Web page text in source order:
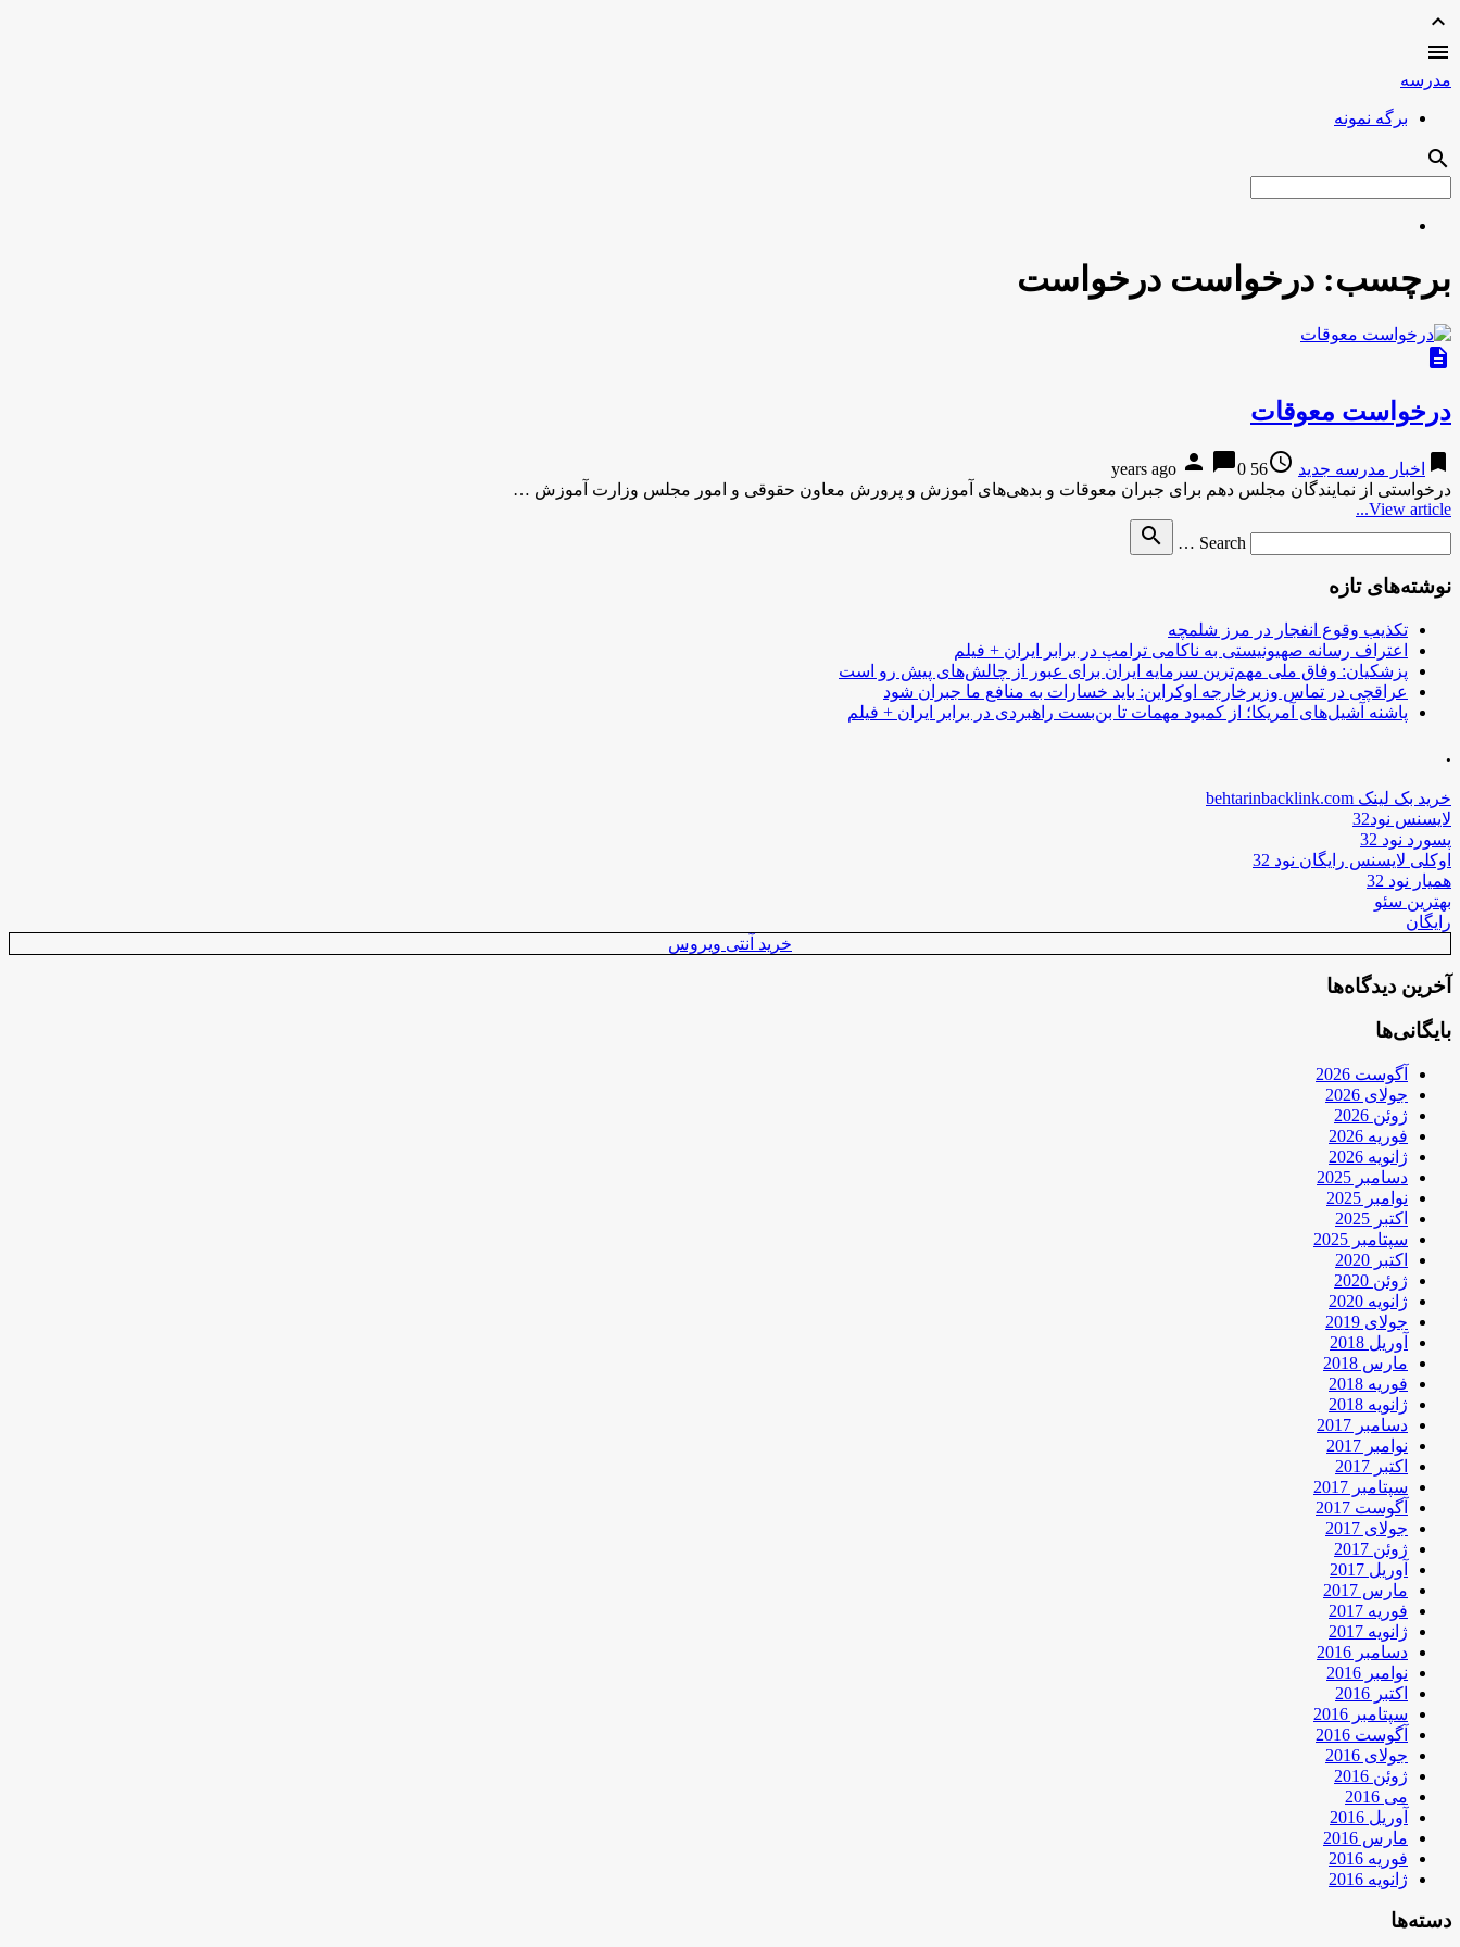
expand_less

مدرسه
برگه نمونه
search
برچسب: درخواست درخواست
description
درخواست معوقات
bookmark اخبار مدرسه جدید access_time
56 years ago
person chat_bubble0
درخواستی از نمایندگان مجلس دهم برای جبران معوقات و بدهی‌های آموزش و پرورش معاون حقوقی و امور مجلس وزارت آموزش …
View article...
Search …
search
نوشته‌های تازه
تکذیب وقوع انفجار در مرز شلمچه
اعتراف رسانه صهیونیستی به ناکامی ترامپ در برابر ایران + فیلم
پزشکیان: وفاق ملی مهم‌ترین سرمایه ایران برای عبور از چالش‌های پیش رو است
عراقچی در تماس وزیرخارجه اوکراین: باید خسارات به منافع ما جبران شود
پاشنه آشیل‌های آمریکا؛ از کمبود مهمات تا بن‌بست راهبردی در برابر ایران + فیلم
.
خرید بک لینک behtarinbacklink.com
لایسنس نود32
پسورد نود 32
اوکلی لایسنس رایگان نود 32
همیار نود 32
بهترین سئو
رایگان
خرید آنتی ویروس
آخرین دیدگاه‌ها
بایگانی‌ها
آگوست 2026
جولای 2026
ژوئن 2026
فوریه 2026
ژانویه 2026
دسامبر 2025
نوامبر 2025
اکتبر 2025
سپتامبر 2025
اکتبر 2020
ژوئن 2020
ژانویه 2020
جولای 2019
آوریل 2018
مارس 2018
فوریه 2018
ژانویه 2018
دسامبر 2017
نوامبر 2017
اکتبر 2017
سپتامبر 2017
آگوست 2017
جولای 2017
ژوئن 2017
آوریل 2017
مارس 2017
فوریه 2017
ژانویه 2017
دسامبر 2016
نوامبر 2016
اکتبر 2016
سپتامبر 2016
آگوست 2016
جولای 2016
ژوئن 2016
می 2016
آوریل 2016
مارس 2016
فوریه 2016
ژانویه 2016
دسته‌ها